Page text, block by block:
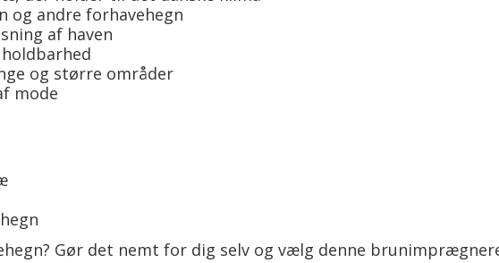
og andre forhavehegn
af haven
og større områder
mode
Gør det nemt for dig selv og vælg denne